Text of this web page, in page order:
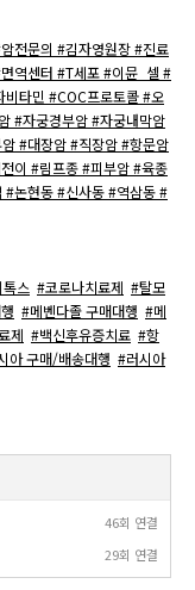
전문의 #김자영원장 #진료
역센터 #T세포 #이뮨_셀 #
타민 #COC프로토콜 #오
#자궁경부암 #자궁내막암
#대장암 #직장암 #항문암
이 #림프종 #피부암 #육종
논현동 #신사동 #역삼동 #
스 #코로나치료제 #탈모
#메벤다졸 구매대행 #메
제 #백신후유증치료 #항
아 구매/배송대행 #러시아
46회 연결
29회 연결